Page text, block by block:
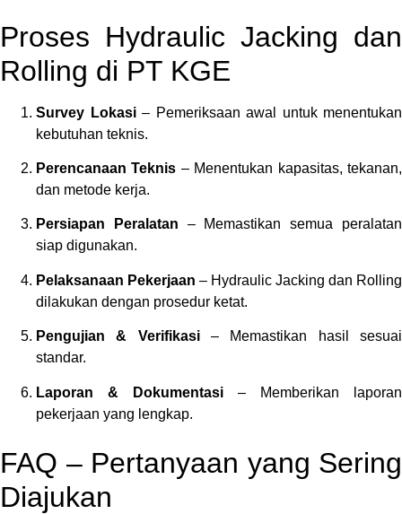
Proses Hydraulic Jacking dan
Rolling di PT KGE
Survey Lokasi– Pemeriksaan awal untuk menentukan
kebutuhan teknis.
Perencanaan Teknis – Menentukan kapasitas, tekanan,
dan metode kerja.
Persiapan Peralatan – Memastikan semua peralatan
siap digunakan.
Pelaksanaan Pekerjaan – Hydraulic Jacking dan Rolling
dilakukan dengan prosedur ketat.
Pengujian & Verifikasi– Memastikan hasil sesuai
standar.
Laporan & Dokumentasi – Memberikan laporan
pekerjaan yang lengkap.
FAQ – Pertanyaan yang Sering
Diajukan